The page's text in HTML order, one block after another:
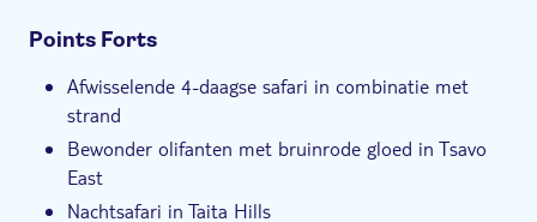
Points Forts
Afwisselende 4-daagse safari in combinatie met
strand
Bewonder olifanten met bruinrode gloed in Tsavo
East
Nachtsafari in Taita Hills